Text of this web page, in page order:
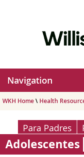
Navigation
WKH Home\ Health
Para Padres
Adolescentes